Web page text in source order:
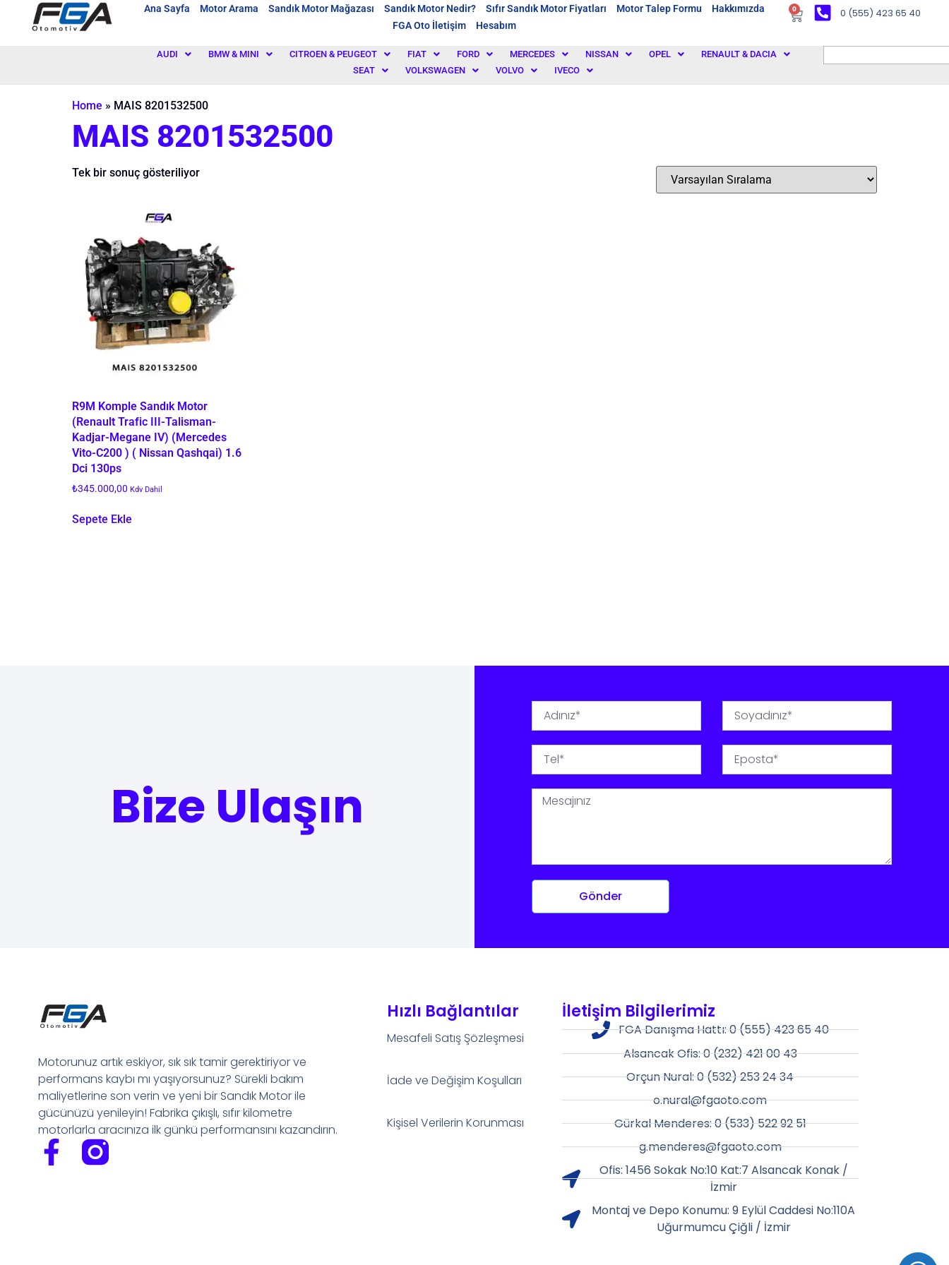
Ana Sayfa Motor Arama Sandık Motor Mağazası Sandık Motor Nedir? Sıfır Sandık Motor Fiyatları Motor Talep Formu
Hakkımızda
FGA Oto İletişim
Hesabım
0 0 (555) 423 65 40
AUDI BMW & MINI CITROEN & PEUGEOT FIAT FORD MERCEDES NISSAN OPEL
RENAULT & DACIA
SEAT
VOLKSWAGEN VOLVO IVECO
Home » MAIS 8201532500
MAIS 8201532500
Tek bir sonuç gösteriliyor
R9M Komple Sandık Motor
(Renault Trafic III-Talisman-
Kadjar-Megane IV) (Mercedes
Vito-C200 ) ( Nissan Qashqai) 1.6
Dci 130ps
₺345.000,00 Kdv Dahil
Sepete Ekle
Bize Ulaşın
Gönder
Motorunuz artık eskiyor, sık sık tamir gerektiriyor ve
performans kaybı mı yaşıyorsunuz? Sürekli bakım
maliyetlerine son verin ve yeni bir Sandık Motor ile
gücünüzü yenileyin! Fabrika çıkışlı, sıfır kilometre
motorlarla aracınıza ilk günkü performansını kazandırın.
Hızlı Bağlantılar
Mesafeli Satış Şözleşmesi
İade ve Değişim Koşulları
Kişisel Verilerin Korunması
İletişim Bilgilerimiz
FGA Danışma Hattı: 0 (555) 423 65 40
Alsancak Ofis: 0 (232) 421 00 43
Orçun Nural: 0 (532) 253 24 34
o.nural@fgaoto.com
Gürkal Menderes: 0 (533) 522 92 51
g.menderes@fgaoto.com
Ofis: 1456 Sokak No:10 Kat:7 Alsancak Konak /
İzmir
Montaj ve Depo Konumu: 9 Eylül Caddesi No:110A
Uğurmumcu Çiğli / İzmir